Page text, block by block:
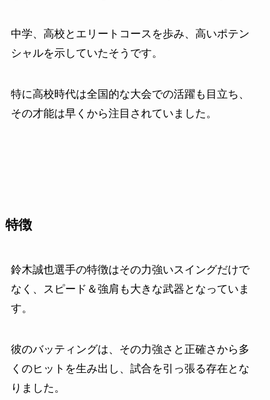
中学、高校とエリートコースを歩み、高いポテン
シャルを示していたそうです。
特に高校時代は全国的な大会での活躍も目立ち、
その才能は早くから注目されていました。
特徴
鈴木誠也選手の特徴はその力強いスイングだけで
なく、スピード＆強肩も大きな武器となっていま
す。
彼のバッティングは、その力強さと正確さから多
くのヒットを生み出し、試合を引っ張る存在とな
りました。